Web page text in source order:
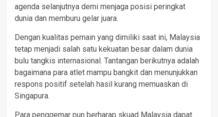
agenda selanjutnya demi menjaga posisi peringkat
dunia dan memburu gelar juara.
Dengan kualitas pemain yang dimiliki saat ini, Malaysia
tetap menjadi salah satu kekuatan besar dalam dunia
bulu tangkis internasional. Tantangan berikutnya adalah
bagaimana para atlet mampu bangkit dan menunjukkan
respons positif setelah hasil kurang memuaskan di
Singapura.
Para penggemar pun berharap skuad Malaysia dapat